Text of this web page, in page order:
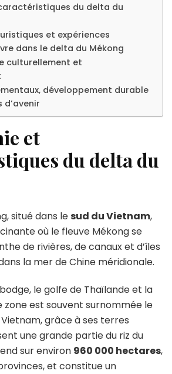
du delta du
et expériences
dans le delta du Mékong
culturellement et
développement durable
et
du delta du
situé dans lesud du Vietnam,
où le fleuve Mékong se
de rivières, de canaux et d’îles
la mer de Chine méridionale.
le golfe de Thaïlande et la
zone est souvent surnommée le
Vietnam, grâce à ses terres
une grande partie du riz du
sur environ 960 000 hectares,
et constitue un